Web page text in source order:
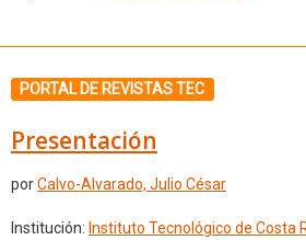
PORTAL DE REVISTAS TEC
Presentación
porCalvo-Alvarado, Julio César
Institución: Instituto Tecnológico de Costa